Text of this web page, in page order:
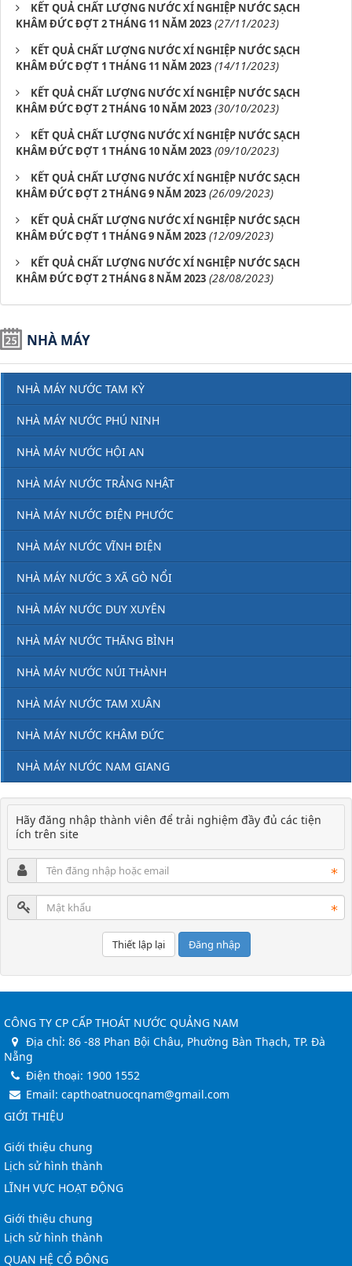
KẾT QUẢ CHẤT LƯỢNG NƯỚC XÍ NGHIỆP NƯỚC SẠCH
KHÂM ĐỨC ĐỢT 2 THÁNG 11 NĂM 2023 (27/11/2023)
KẾT QUẢ CHẤT LƯỢNG NƯỚC XÍ NGHIỆP NƯỚC SẠCH
KHÂM ĐỨC ĐỢT 1 THÁNG 11 NĂM 2023 (14/11/2023)
KẾT QUẢ CHẤT LƯỢNG NƯỚC XÍ NGHIỆP NƯỚC SẠCH
KHÂM ĐỨC ĐỢT 2 THÁNG 10 NĂM 2023 (30/10/2023)
KẾT QUẢ CHẤT LƯỢNG NƯỚC XÍ NGHIỆP NƯỚC SẠCH
KHÂM ĐỨC ĐỢT 1 THÁNG 10 NĂM 2023 (09/10/2023)
KẾT QUẢ CHẤT LƯỢNG NƯỚC XÍ NGHIỆP NƯỚC SẠCH
KHÂM ĐỨC ĐỢT 2 THÁNG 9 NĂM 2023 (26/09/2023)
KẾT QUẢ CHẤT LƯỢNG NƯỚC XÍ NGHIỆP NƯỚC SẠCH
KHÂM ĐỨC ĐỢT 1 THÁNG 9 NĂM 2023 (12/09/2023)
KẾT QUẢ CHẤT LƯỢNG NƯỚC XÍ NGHIỆP NƯỚC SẠCH
KHÂM ĐỨC ĐỢT 2 THÁNG 8 NĂM 2023 (28/08/2023)
NHÀ MÁY
NHÀ MÁY NƯỚC TAM KỲ
NHÀ MÁY NƯỚC PHÚ NINH
NHÀ MÁY NƯỚC HỘI AN
NHÀ MÁY NƯỚC TRẢNG NHẬT
NHÀ MÁY NƯỚC ĐIỆN PHƯỚC
NHÀ MÁY NƯỚC VĨNH ĐIỆN
NHÀ MÁY NƯỚC 3 XÃ GÒ NỔI
NHÀ MÁY NƯỚC DUY XUYÊN
NHÀ MÁY NƯỚC THĂNG BÌNH
NHÀ MÁY NƯỚC NÚI THÀNH
NHÀ MÁY NƯỚC TAM XUÂN
NHÀ MÁY NƯỚC KHÂM ĐỨC
NHÀ MÁY NƯỚC NAM GIANG
Hãy đăng nhập thành viên để trải nghiệm đầy đủ các tiện
ích trên site
Đăng nhập
CÔNG TY CP CẤP THOÁT NƯỚC QUẢNG NAM
Địa chỉ: 86 -88 Phan Bội Châu, Phường Bàn Thạch, TP. Đà
Nẵng
Điện thoại: 1900 1552
Email: capthoatnuocqnam@gmail.com
GIỚI THIỆU
Giới thiệu chung
Lịch sử hình thành
LĨNH VỰC HOẠT ĐỘNG
Giới thiệu chung
Lịch sử hình thành
QUAN HỆ CỔ ĐÔNG